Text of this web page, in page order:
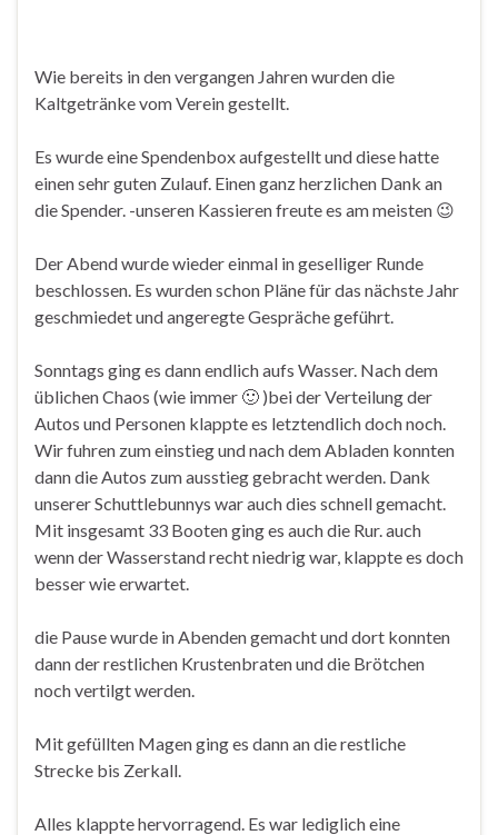
Wie bereits in den vergangen Jahren wurden die
Kaltgetränke vom Verein gestellt.
Es wurde eine Spendenbox aufgestellt und diese hatte
einen sehr guten Zulauf. Einen ganz herzlichen Dank an
die Spender. -unseren Kassieren freute es am meisten 😉
Der Abend wurde wieder einmal in geselliger Runde
beschlossen. Es wurden schon Pläne für das nächste Jahr
geschmiedet und angeregte Gespräche geführt.
Sonntags ging es dann endlich aufs Wasser. Nach dem
üblichen Chaos (wie immer 🙂 )bei der Verteilung der
Autos und Personen klappte es letztendlich doch noch.
Wir fuhren zum einstieg und nach dem Abladen konnten
dann die Autos zum ausstieg gebracht werden. Dank
unserer Schuttlebunnys war auch dies schnell gemacht.
Mit insgesamt 33 Booten ging es auch die Rur. auch
wenn der Wasserstand recht niedrig war, klappte es doch
besser wie erwartet.
die Pause wurde in Abenden gemacht und dort konnten
dann der restlichen Krustenbraten und die Brötchen
noch vertilgt werden.
Mit gefüllten Magen ging es dann an die restliche
Strecke bis Zerkall.
Alles klappte hervorragend. Es war lediglich eine